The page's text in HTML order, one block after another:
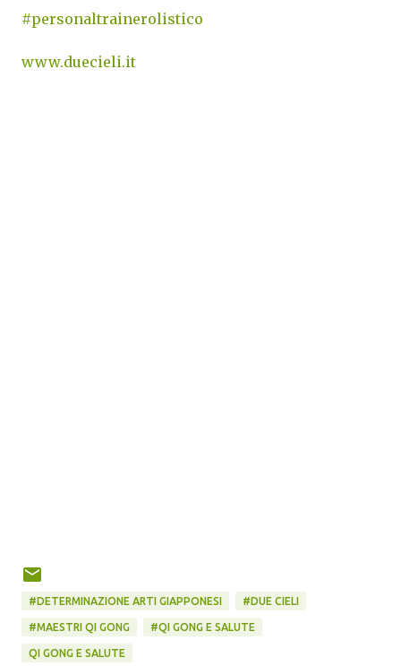
#personaltrainerolistico
www.duecieli.it
#DETERMINAZIONE ARTI GIAPPONESI #DUE CIELI
#MAESTRI QI GONG #QI GONG E SALUTE
QI GONG E SALUTE